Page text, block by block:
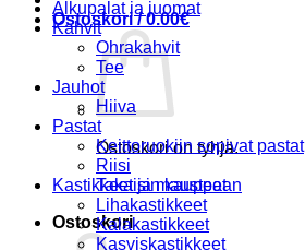
Ostoskori /0.00€
Ostoskori on tyhjä.
Takaisin kauppaan
Ostoskori
Alkupalat ja juomat
Kahvit
Ohrakahvit
Tee
Jauhot
Hiiva
Pastat
Keittoruokiin sopivat pastat
Riisi
Kastikkeet ja mausteet
Lihakastikkeet
Kalakastikkeet
Kasviskastikkeet